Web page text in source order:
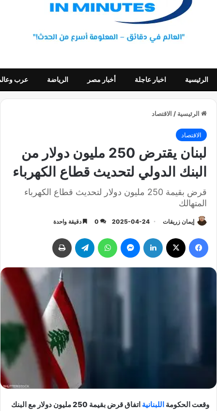
الرئيسية اخبار عاجلة أخبار مصر الرياضة عرب
الرئيسية / الاقتصاد
الاقتصاد
لبنان يقترض 250 مليون دولار من
البنك الدولي لتحديث قطاع الكهرباء
قرض بقيمة 250 مليون دولار لتحديث قطاع الكهرباء
المتهالك
إيمان زريقات 2025-04-24
0 دقيقة واحدة
وقعت الحكومة اللبنانية
اتفاق قرض بقيمة 250 مليون دولار مع البنك